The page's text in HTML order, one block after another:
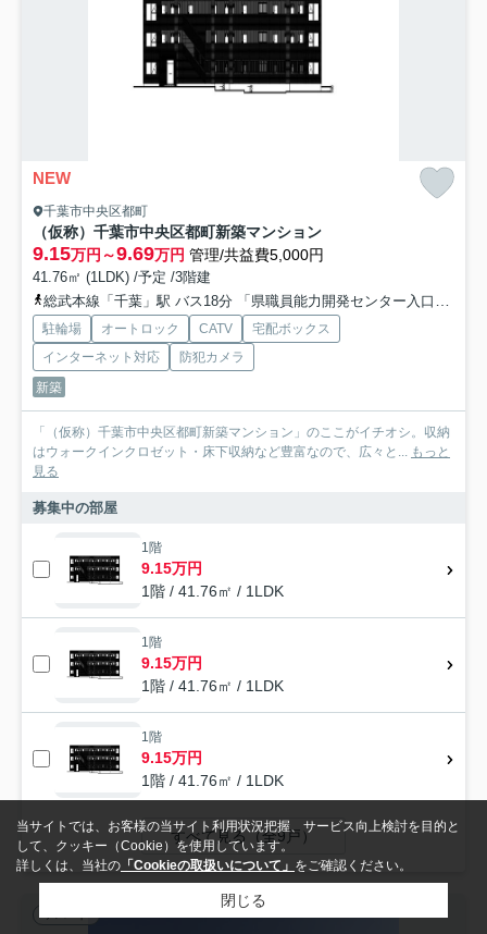
NEW
千葉市中央区都町
（仮称）千葉市中央区都町新築マンション
9.15万円～9.69万円 管理/共益費5,000円
41.76㎡ (1LDK) /予定 /3階建
総武本線「千葉」駅 バス18分 「県職員能力開発センター入口」 停歩1分
駐輪場 オートロック CATV
宅配ボックス
インターネット対応
防犯カメラ
新築
「（仮称）千葉市中央区都町新築マンション」のここがイチオシ。収納
はウォークインクロゼット・床下収納など豊富なので、広々と...
もっと
見る
募集中の部屋
1階
9.15万円
1階 / 41.76㎡ / 1LDK
1階
9.15万円
1階 / 41.76㎡ / 1LDK
1階
9.15万円
1階 / 41.76㎡ / 1LDK
すべて見る（全9戸）
当サイトでは、お客様の当サイト利用状況把握、サービス向上検討を目的と
して、クッキー（Cookie）を使用しています。
詳しくは、当社の 「Cookieの取扱いについて」 をご確認ください。
閉じる